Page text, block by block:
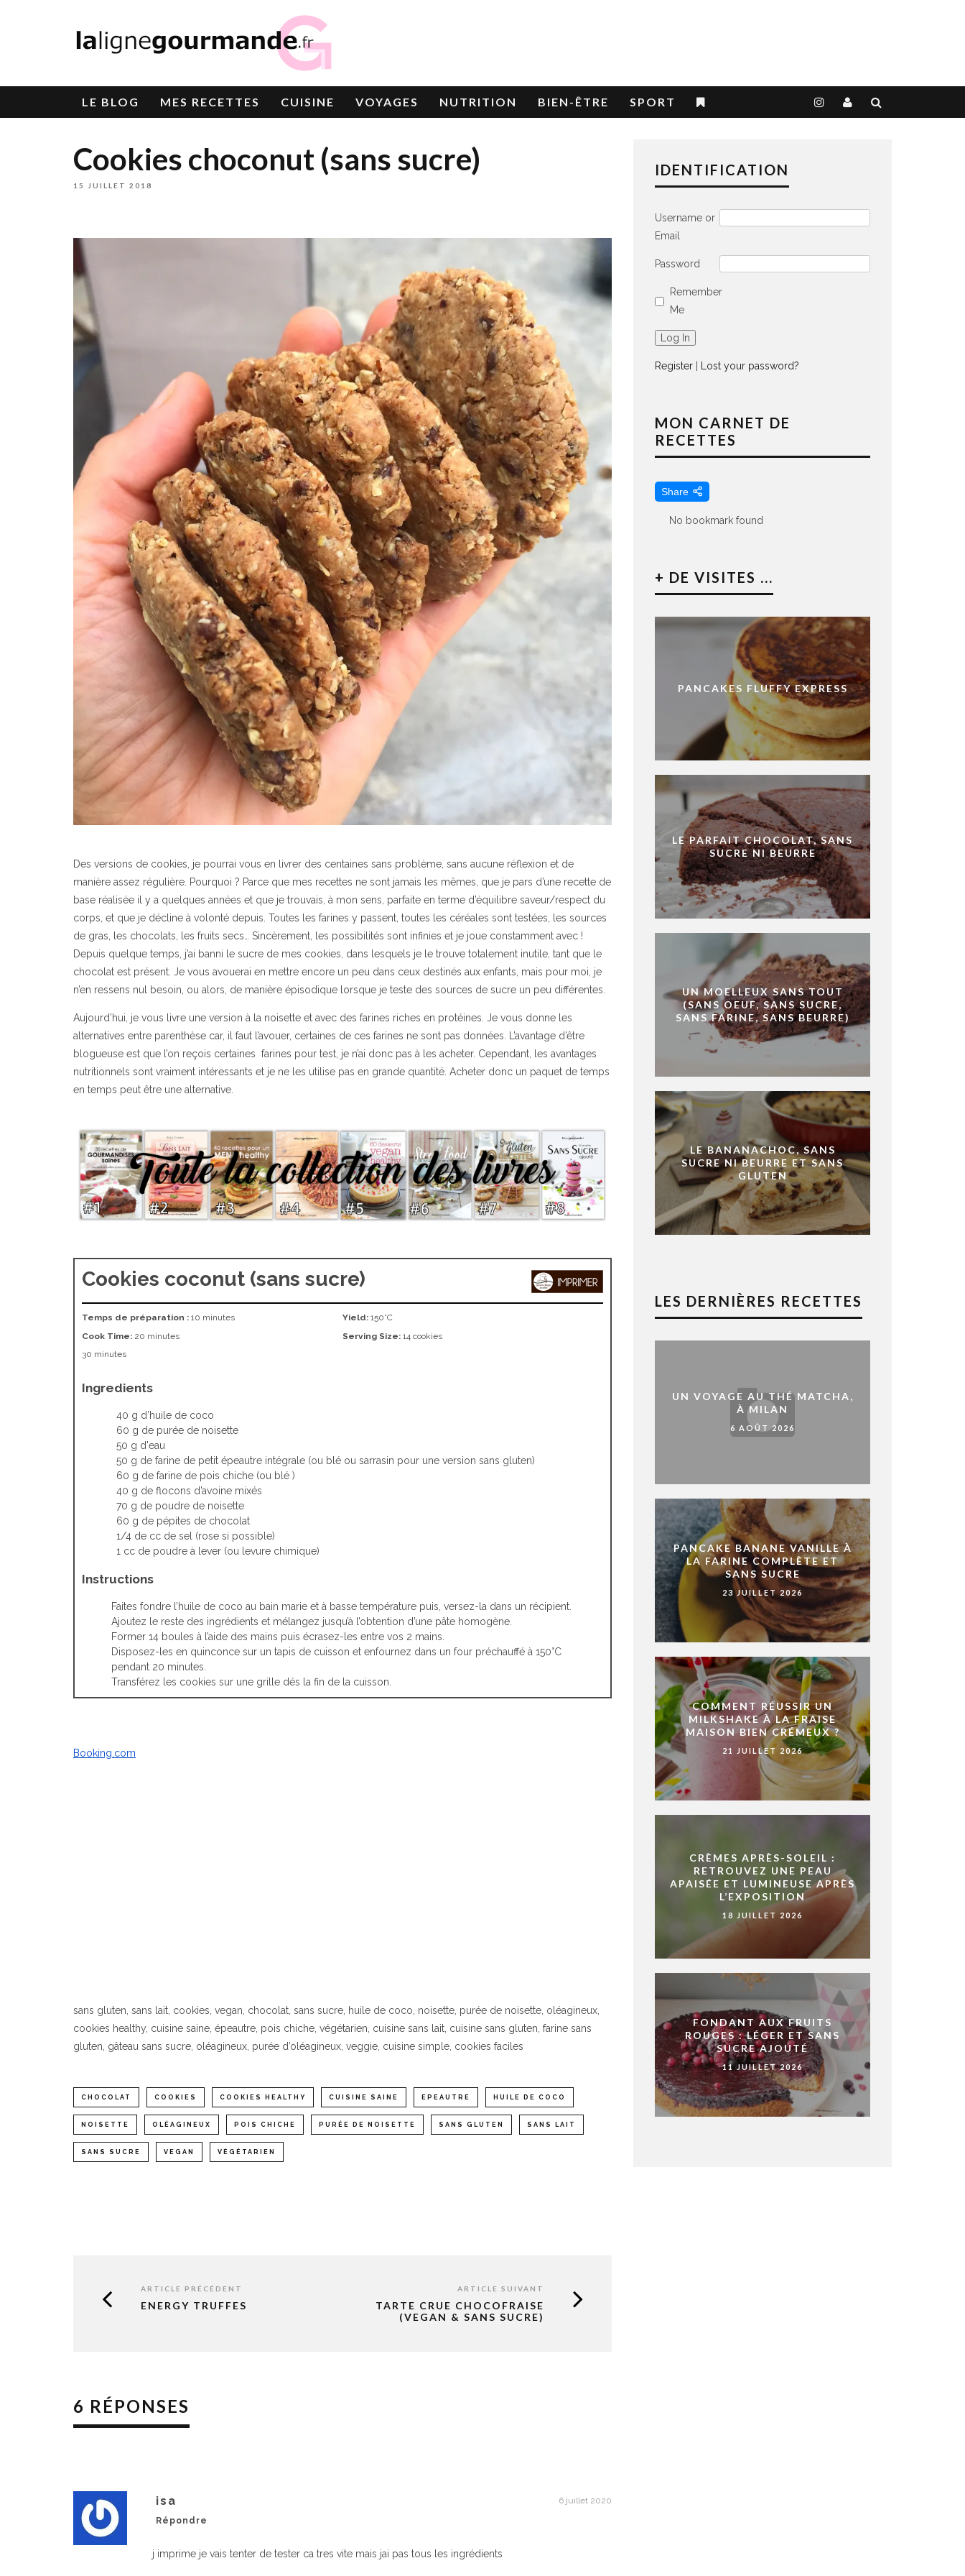
LE BLOG MES RECETTES CUISINE VOYAGES NUTRITION BIEN-ÊTRE SPORT
Cookies choconut (sans sucre)
15 JUILLET 2018
Des versions de cookies, je pourrai vous en livrer des centaines sans problème, sans aucune réflexion et de
manière assez régulière. Pourquoi ? Parce que mes recettes ne sont jamais les mêmes, que je pars d’une recette de
base réalisée il y a quelques années et que je trouvais, à mon sens, parfaite en terme d’équilibre saveur/respect du
corps, et que je décline à volonté depuis. Toutes les farines y passent, toutes les céréales sont testées, les sources
de gras, les chocolats, les fruits secs… Sincèrement, les possibilités sont infinies et je joue constamment avec !
Depuis quelque temps, j’ai banni le sucre de mes cookies, dans lesquels je le trouve totalement inutile, tant que le
chocolat est présent. Je vous avouerai en mettre encore un peu dans ceux destinés aux enfants, mais pour moi, je
n’en ressens nul besoin, ou alors, de manière épisodique lorsque je teste des sources de sucre un peu différentes.
Aujourd’hui, je vous livre une version à la noisette et avec des farines riches en protéines. Je vous donne les
alternatives entre parenthèse car, il faut l’avouer, certaines de ces farines ne sont pas données. L’avantage d’être
blogueuse est que l’on reçois certaines farines pour test, je n’ai donc pas à les acheter. Cependant, les avantages
nutritionnels sont vraiment intéressants et je ne les utilise pas en grande quantité. Acheter donc un paquet de temps
en temps peut être une alternative.
Cookies coconut (sans sucre)
Temps de préparation : 10 minutes
Cook Time: 20 minutes
30 minutes
Yield: 150°C
Serving Size: 14 cookies
Ingredients
40 g d’huile de coco
60 g de purée de noisette
50 g d'eau
50 g de farine de petit épeautre intégrale (ou blé ou sarrasin pour une version sans gluten)
60 g de farine de pois chiche (ou blé )
40 g de flocons d’avoine mixés
70 g de poudre de noisette
60 g de pépites de chocolat
1/4 de cc de sel (rose si possible)
1 cc de poudre à lever (ou levure chimique)
Instructions
Faites fondre l’huile de coco au bain marie et à basse température puis, versez-la dans un récipient.
Ajoutez le reste des ingrédients et mélangez jusqu’à l’obtention d’une pâte homogène.
Former 14 boules à l’aide des mains puis écrasez-les entre vos 2 mains.
Disposez-les en quinconce sur un tapis de cuisson et enfournez dans un four préchauffé à 150°C
pendant 20 minutes.
Transférez les cookies sur une grille dés la fin de la cuisson.
Booking.com
sans gluten, sans lait, cookies, vegan, chocolat, sans sucre, huile de coco, noisette, purée de noisette, oléagineux,
cookies healthy, cuisine saine, épeautre, pois chiche, végétarien, cuisine sans lait, cuisine sans gluten, farine sans
gluten, gâteau sans sucre, oléagineux, purée d’oléagineux, veggie, cuisine simple, cookies faciles
CHOCOLAT COOKIES COOKIES HEALTHY CUISINE SAINE EPEAUTRE HUILE DE COCO
NOISETTE OLÉAGINEUX POIS CHICHE PURÉE DE NOISETTE SANS GLUTEN SANS LAIT
SANS SUCRE VEGAN VÉGÉTARIEN
ARTICLE PRÉCÉDENT
ENERGY TRUFFES
ARTICLE SUIVANT
TARTE CRUE CHOCOFRAISE
(VEGAN & SANS SUCRE)
6 RÉPONSES
6 juillet 2020
isa
Répondre
j imprime je vais tenter de tester ca tres vite mais jai pas tous les ingrédients
IDENTIFICATION
Username or
Email
Password
Remember
Me
Register Lost your password?
MON CARNET DE
RECETTES
Share
No bookmark found
+ DE VISITES ...
PANCAKES FLUFFY EXPRESS
LE PARFAIT CHOCOLAT, SANS
SUCRE NI BEURRE
UN MOELLEUX SANS TOUT
(SANS OEUF, SANS SUCRE,
SANS FARINE, SANS BEURRE)
LE BANANACHOC, SANS
SUCRE NI BEURRE ET SANS
GLUTEN
LES DERNIÈRES RECETTES
UN VOYAGE AU THÉ MATCHA,
À MILAN
6 AOÛT 2026
PANCAKE BANANE VANILLE À
LA FARINE COMPLÈTE ET
SANS SUCRE
23 JUILLET 2026
COMMENT RÉUSSIR UN
MILKSHAKE À LA FRAISE
MAISON BIEN CRÉMEUX ?
21 JUILLET 2026
CRÈMES APRÈS-SOLEIL :
RETROUVEZ UNE PEAU
APAISÉE ET LUMINEUSE APRÈS
L’EXPOSITION
18 JUILLET 2026
FONDANT AUX FRUITS
ROUGES : LÉGER ET SANS
SUCRE AJOUTÉ
11 JUILLET 2026